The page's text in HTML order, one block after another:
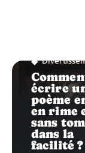
écrire
poème
en rime
sans
dans la
facilité ?